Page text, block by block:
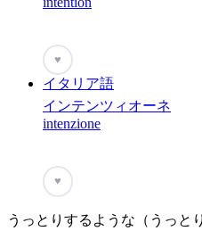
♥
イタリア語
インテンツィオーネ
intenzione
♥
うっとりするような（うっと